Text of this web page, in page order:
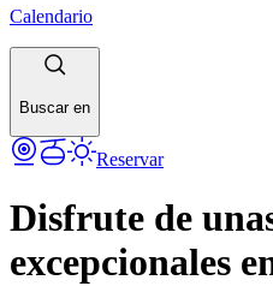
Calendario
Buscar en
Reservar
Disfrute de
excepcionales